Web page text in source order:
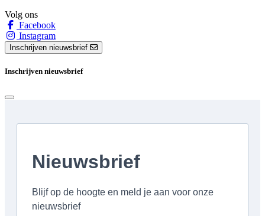
Volg ons
Facebook
Instagram
Inschrijven nieuwsbrief
Inschrijven nieuwsbrief